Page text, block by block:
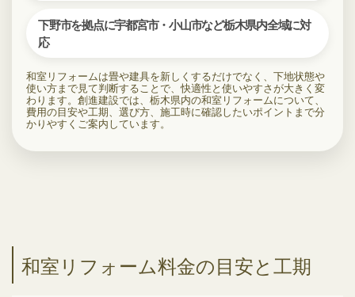
下野市を拠点に宇都宮市・小山市など栃木県内全域に対
応
和室リフォームは畳や建具を新しくするだけでなく、下地状態や
使い方まで見て判断することで、快適性と使いやすさが大きく変
わります。創進建設では、栃木県内の和室リフォームについて、
費用の目安や工期、選び方、施工時に確認したいポイントまで分
かりやすくご案内しています。
和室リフォーム料金の目安と工期